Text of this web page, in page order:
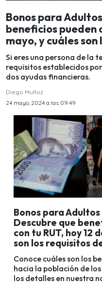
Bonos para
beneficios pueden
mayo, y cuáles
Si eres una persona de la
requisitos establecidos
dos ayudas financieras.
Diego Muñoz
24 mayo, 2024 a las 09:49
Bonos para
Descubre que
con tu RUT, hoy 12
son los requisitos
Conoce cuáles son los
hacia la población de
los detalles en nuestra